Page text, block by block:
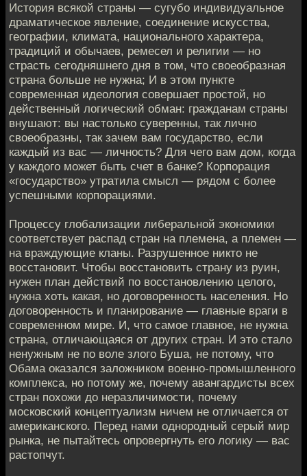
История всякой страны — сугубо индивидуальное
драматическое явление, соединение искусства,
географии, климата, национального характера,
традиций и обычаев, ремесел и религии — но
страсть сегодняшнего дня в том, что своеобразная
страна больше не нужна; И в этом пункте
современная идеология совершает простой, но
действенный логический обман: гражданам страны
внушают: вы настолько суверенны, так лично
своеобразны, так зачем вам государство, если
каждый из вас — личность? Для чего вам дом, когда
у каждого может быть счет в банке? Корпорация
«государство» утратила смысл — рядом с более
успешными корпорациями.
Процессу глобализации либеральной экономики
соответствует распад стран на племена, а племен —
на враждующие кланы. Разрушенное никто не
восстановит. Чтобы восстановить страну из руин,
нужен план действий по восстановлению целого,
нужна хоть какая, но договоренность населения. Но
договоренность и планирование — главные враги в
современном мире. И, что самое главное, не нужна
страна, отличающаяся от других стран. И это стало
ненужным не по воле злого Буша, не потому, что
Обама оказался заложником военно-промышленного
комплекса, но потому же, почему авангардисты всех
стран похожи до неразличимости, почему
московский концептуализм ничем не отличается от
американского. Перед нами однородный серый мир
рынка, не пытайтесь опровергнуть его логику — вас
растопчут.